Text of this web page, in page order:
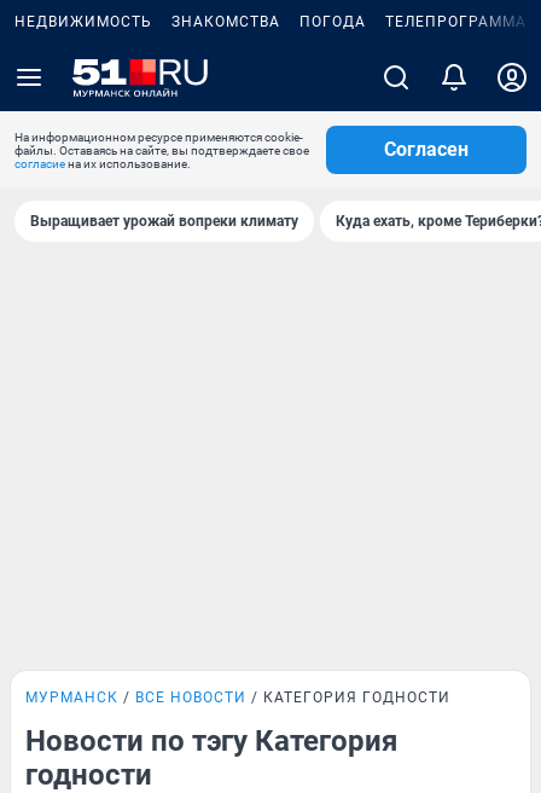
НЕДВИЖИМОСТЬ ЗНАКОМСТВА ПОГОДА ТЕЛЕПРОГРАММА
На информационном ресурсе применяются cookie-
файлы. Оставаясь на сайте, вы подтверждаете свое
согласиена их использование.
Согласен
Выращивает урожай вопреки климату Куда ехать, кроме
МУРМАНСК ВСЕ НОВОСТИ КАТЕГОРИЯ ГОДНОСТИ
Новости по тэгу Категория
годности